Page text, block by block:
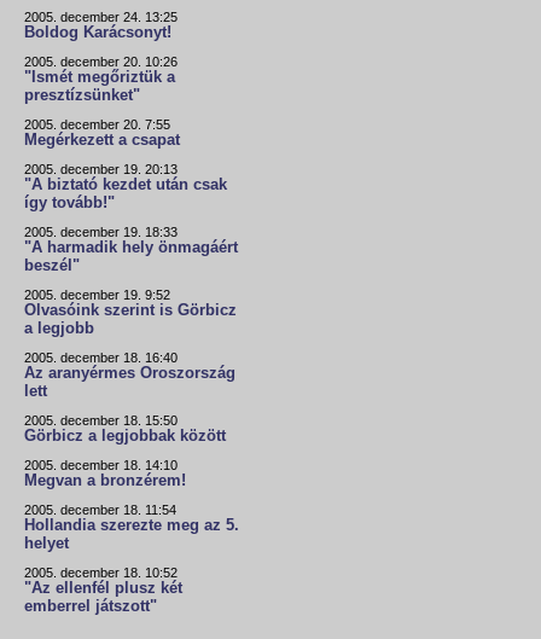
2005. december 24. 13:25
Boldog Karácsonyt!
2005. december 20. 10:26
"Ismét megőriztük a
presztízsünket"
2005. december 20. 7:55
Megérkezett a csapat
2005. december 19. 20:13
"A biztató kezdet után csak
így tovább!"
2005. december 19. 18:33
"A harmadik hely önmagáért
beszél"
2005. december 19. 9:52
Olvasóink szerint is Görbicz
a legjobb
2005. december 18. 16:40
Az aranyérmes Oroszország
lett
2005. december 18. 15:50
Görbicz a legjobbak között
2005. december 18. 14:10
Megvan a bronzérem!
2005. december 18. 11:54
Hollandia szerezte meg az 5.
helyet
2005. december 18. 10:52
"Az ellenfél plusz két
emberrel játszott"